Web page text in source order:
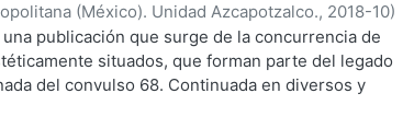
(México). Unidad Azcapotzalco., 2018-10)
Pedroza, Verónica;Lizarazo Arias, Diego;Pérez
Alberto;Quiroz Trejo, Jose Othon;Aquino
;Moreno Corso, Alejandro;Hijar Gonzalez, Cristina
publicación que surge de la concurrencia de
situados, que forman parte del legado
del convulso 68. Continuada en diversos y